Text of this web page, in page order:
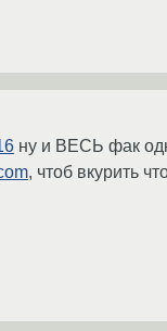
ну и ВЕСЬ фак
, чтоб вкурить